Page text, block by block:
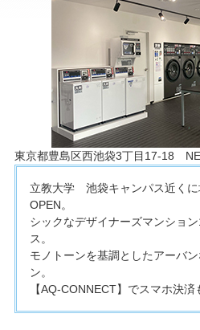
東京都豊島区西池袋3丁目17-18
立教大学 池袋キャンパス近くに
OPEN。
シックなデザイナーズマンショ
ス。
モノトーンを基調としたアーバ
ン。
【AQ-CONNECT】でスマホ決済